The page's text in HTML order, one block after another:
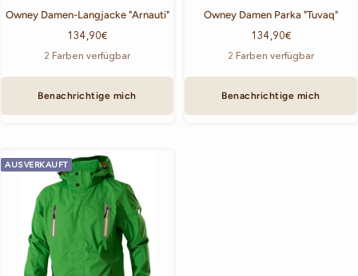
Owney Damen-Langjacke "Arnauti"
Angebotspreis
134,90€
2 Farben verfügbar
Benachrichtige mich
Owney Damen Parka "Tuvaq"
Angebotspreis
134,90€
2 Farben verfügbar
Benachrichtige mich
AUSVERKAUFT